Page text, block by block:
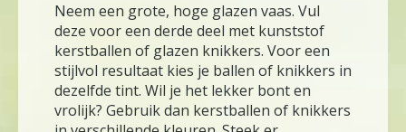
Neem een grote, hoge glazen vaas. Vul
deze voor een derde deel met kunststof
kerstballen of glazen knikkers. Voor een
stijlvol resultaat kies je ballen of knikkers in
dezelfde tint. Wil je het lekker bont en
vrolijk? Gebruik dan kerstballen of knikkers